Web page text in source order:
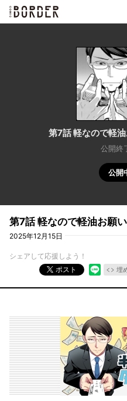
border
毎週金曜日更新!!
第7話 軽なので軽
公開終
公開
第7話 軽なので軽油お願い
2025年12月15日
シェアして応援しよう！
ポスト
埋